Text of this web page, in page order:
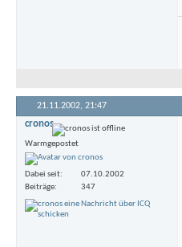
21.11.2002, 21:47
cronos
Warmgepostet
Dabei seit
07.10.2002
Beiträge
347